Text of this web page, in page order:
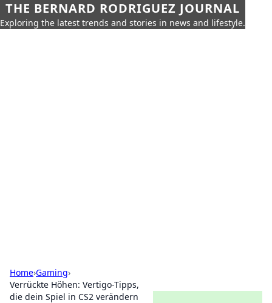
THE BERNARD RODRIGUEZ JOURNAL
Exploring the latest trends and stories in news and lifestyle.
Home›Gaming›
Verrückte Höhen: Vertigo-Tipps,
die dein Spiel in CS2 verändern